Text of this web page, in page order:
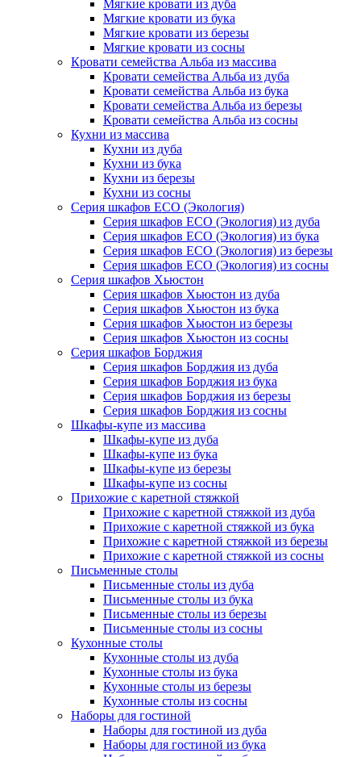
Мягкие кровати из дуба
Мягкие кровати из бука
Мягкие кровати из березы
Мягкие кровати из сосны
Кровати семейства Альба из массива
Кровати семейства Альба из дуба
Кровати семейства Альба из бука
Кровати семейства Альба из березы
Кровати семейства Альба из сосны
Кухни из массива
Кухни из дуба
Кухни из бука
Кухни из березы
Кухни из сосны
Серия шкафов ECO (Экология)
Серия шкафов ECO (Экология) из дуба
Серия шкафов ECO (Экология) из бука
Серия шкафов ECO (Экология) из березы
Серия шкафов ECO (Экология) из сосны
Серия шкафов Хьюстон
Серия шкафов Хьюстон из дуба
Серия шкафов Хьюстон из бука
Серия шкафов Хьюстон из березы
Серия шкафов Хьюстон из сосны
Серия шкафов Борджия
Серия шкафов Борджия из дуба
Серия шкафов Борджия из бука
Серия шкафов Борджия из березы
Серия шкафов Борджия из сосны
Шкафы-купе из массива
Шкафы-купе из дуба
Шкафы-купе из бука
Шкафы-купе из березы
Шкафы-купе из сосны
Прихожие с каретной стяжкой
Прихожие с каретной стяжкой из дуба
Прихожие с каретной стяжкой из бука
Прихожие с каретной стяжкой из березы
Прихожие с каретной стяжкой из сосны
Письменные столы
Письменные столы из дуба
Письменные столы из бука
Письменные столы из березы
Письменные столы из сосны
Кухонные столы
Кухонные столы из дуба
Кухонные столы из бука
Кухонные столы из березы
Кухонные столы из сосны
Наборы для гостиной
Наборы для гостиной из дуба
Наборы для гостиной из бука